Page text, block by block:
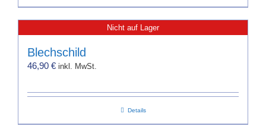
Nicht auf Lager
Blechschild
46,90 € inkl. MwSt.
Details